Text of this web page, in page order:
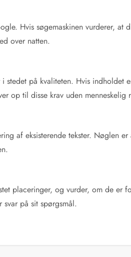
Hvis søgemaskinen vurderer, at
over natten.
på kvaliteten. Hvis indholdet
op til disse krav uden menneskelig
af eksisterende tekster. Nøglen
placeringer, og vurder, om de er
på sit spørgsmål.